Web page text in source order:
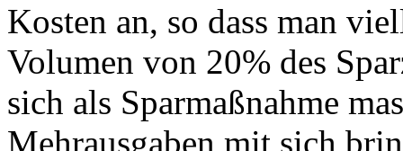
Kosten an, so dass man
Volumen von 20% des
sich als Sparmaßnahme
Mehrausgaben mit sich